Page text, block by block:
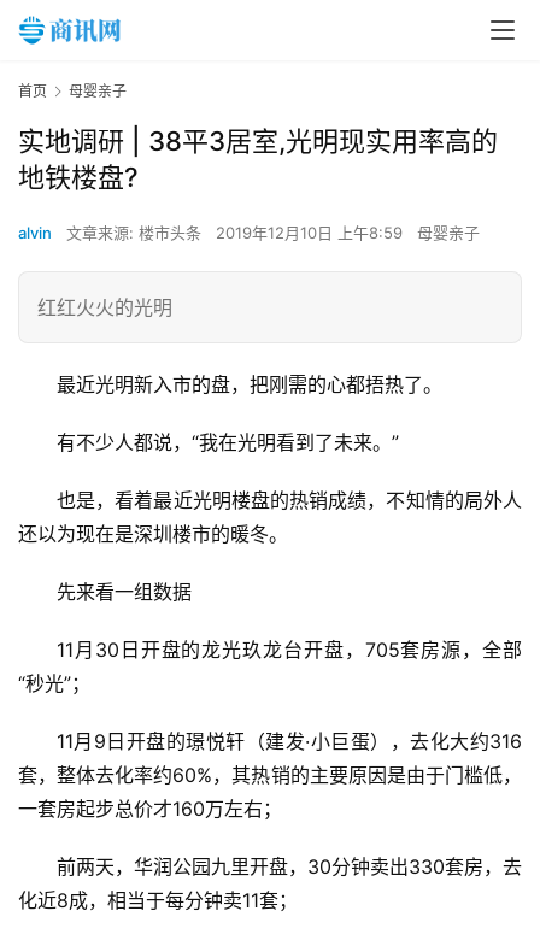
首页 母婴亲子
实地调研 | 38平3居室,光明现实用率高的
地铁楼盘?
alvin 文章来源: 楼市头条 2019年12月10日 上午8:59 母婴亲子
红红火火的光明
最近光明新入市的盘，把刚需的心都捂热了。
有不少人都说，“我在光明看到了未来。”
也是，看着最近光明楼盘的热销成绩，不知情的局外人
还以为现在是深圳楼市的暖冬。
先来看一组数据
11月30日开盘的龙光玖龙台开盘，705套房源，全部
“秒光”；
11月9日开盘的璟悦轩（建发·小巨蛋），去化大约316
套，整体去化率约60%，其热销的主要原因是由于门槛低，
一套房起步总价才160万左右；
前两天，华润公园九里开盘，30分钟卖出330套房，去
化近8成，相当于每分钟卖11套；